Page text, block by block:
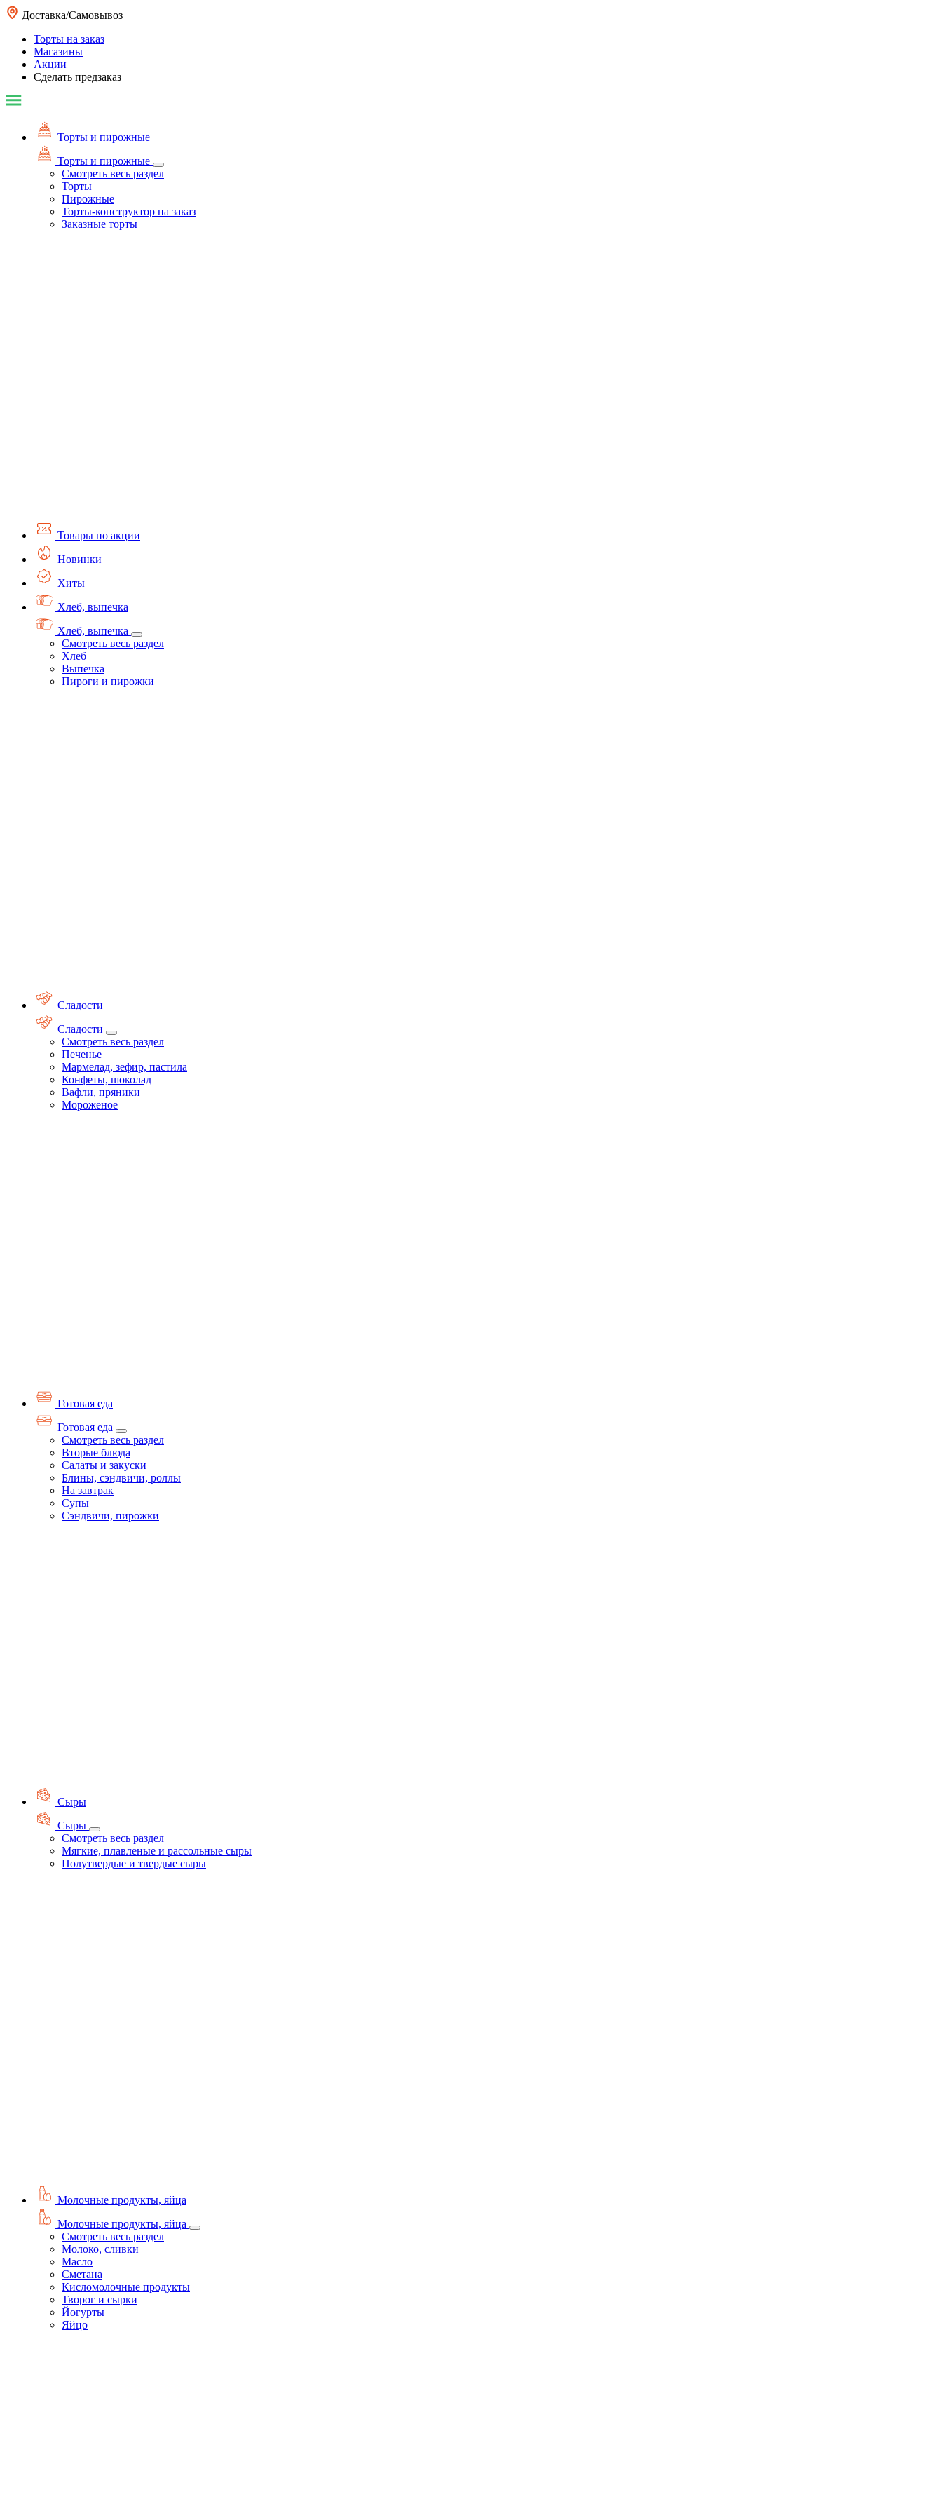
Доставка/Самовывоз
Торты на заказ
Магазины
Акции
Сделать предзаказ
Торты и пирожные
Торты и пирожные
Смотреть весь раздел
Торты
Пирожные
Торты-конструктор на заказ
Заказные торты
Товары по акции
Новинки
Хиты
Хлеб, выпечка
Хлеб, выпечка
Смотреть весь раздел
Хлеб
Выпечка
Пироги и пирожки
Сладости
Сладости
Смотреть весь раздел
Печенье
Мармелад, зефир, пастила
Конфеты, шоколад
Вафли, пряники
Мороженое
Готовая еда
Готовая еда
Смотреть весь раздел
Вторые блюда
Салаты и закуски
Блины, сэндвичи, роллы
На завтрак
Супы
Сэндвичи, пирожки
Сыры
Сыры
Смотреть весь раздел
Мягкие, плавленые и рассольные сыры
Полутвердые и твердые сыры
Молочные продукты, яйца
Молочные продукты, яйца
Смотреть весь раздел
Молоко, сливки
Масло
Сметана
Кисломолочные продукты
Творог и сырки
Йогурты
Яйцо